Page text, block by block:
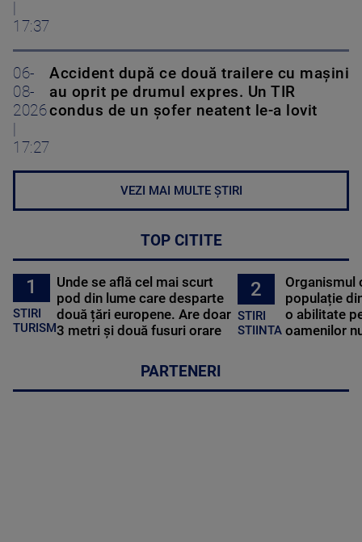
17:37
06-
08-
2026
17:27
Accident după ce două trailere cu mașini
au oprit pe drumul expres. Un TIR
condus de un șofer neatent le-a lovit
VEZI MAI MULTE ȘTIRI
TOP CITITE
1
STIRI
TURISM
Unde se află cel mai scurt
pod din lume care desparte
două țări europene. Are doar
3 metri și două fusuri orare
2
STIRI
STIINTA
Organismul
populație
o abilitate
oamenilor
PARTENERI